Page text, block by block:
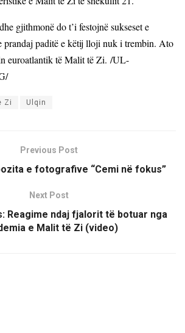
gjithmonë do t’i festojnë sukseset e
prandaj paditë e këtij lloji nuk i trembin. Ato
euroatlantik të Malit të Zi. /UL-
Zi Ulqin
Previous Post
e fotografive “Cemi në fokus”
Next Post
Reagime ndaj fjalorit të botuar nga
e Malit të Zi (video)